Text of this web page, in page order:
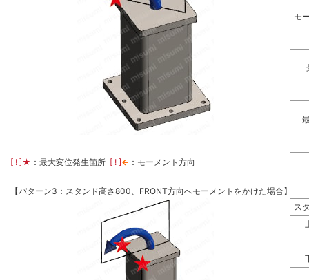
[ ! ]★ ：最大変位発生箇所 [ ! ]← ：モーメント方向
モ
【パターン3：スタンド高さ800、FRONT方向へモーメントをかけた場合】
ス